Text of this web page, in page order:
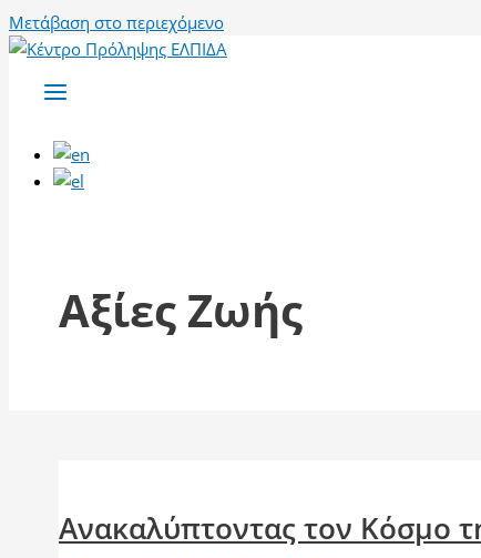
Μετάβαση στο περιεχόμενο
Αξίες Ζωής
Ανακαλύπτοντας τον Κόσμο